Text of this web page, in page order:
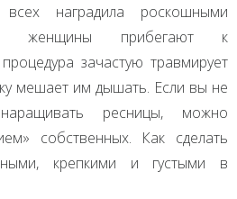
наградила роскошными
женщины прибегают к
зачастую травмирует
мешает им дышать. Если вы не
ресницы, можно
собственных. Как сделать
крепкими и густыми в